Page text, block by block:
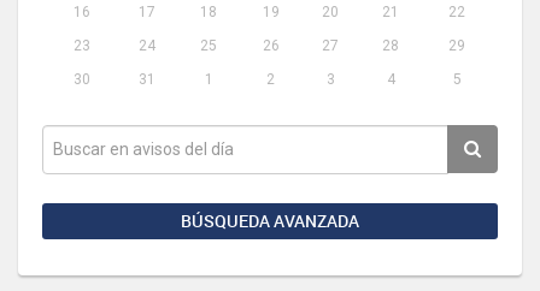
16
17 18 19 20 21
22
23
24 25 26 27 28
29
30
31 1 2 3 4 5
BÚSQUEDA AVANZADA